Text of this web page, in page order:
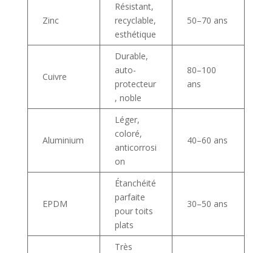
Zinc
Résistant,
recyclable,
esthétique
50–70 ans
Cuivre
Durable,
auto-
protecteur
, noble
80–100
ans
Aluminium
Léger,
coloré,
anticorrosi
on
40–60 ans
EPDM
Étanchéité
parfaite
pour toits
plats
30–50 ans
Très